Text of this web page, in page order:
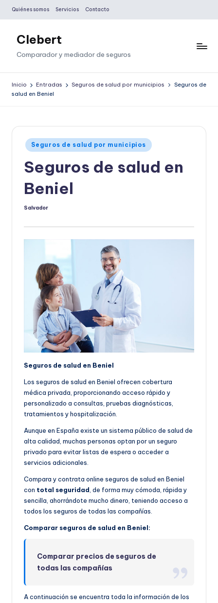
Saltar
contenido
Quiénes somos Servicios Contacto
Clebert
Comparador y mediador de seguros
Inicio Entradas Seguros de salud por municipios
Seguros de
salud en Beniel
Publicado
en
Seguros de salud por municipios
Seguros de salud en
Beniel
Publicado
Salvador
Seguros de salud en Beniel
Los seguros de salud en Beniel ofrecen cobertura
médica privada, proporcionando acceso rápido y
personalizado a consultas, pruebas diagnósticas,
tratamientos y hospitalización.
Aunque en España existe un sistema público de salud de
alta calidad, muchas personas optan por un seguro
privado para evitar listas de espera o acceder a
servicios adicionales.
Compara y contrata online seguros de salud en Beniel
con total seguridad, de forma muy cómoda, rápida y
sencilla, ahorrándote mucho dinero, teniendo acceso a
todos los seguros de todas las compañías.
Comparar seguros de salud en Beniel:
Comparar precios de seguros de
todas las compañías
A continuación se encuentra toda la información de los